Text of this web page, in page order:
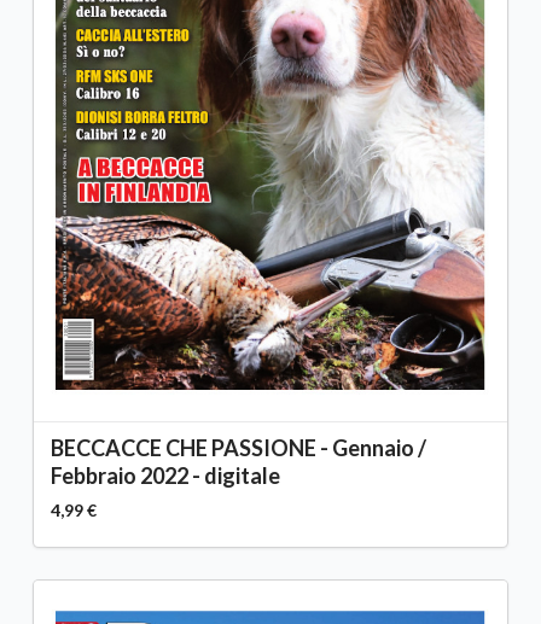
BECCACCE CHE PASSIONE - Gennaio /
Febbraio 2022 - digitale
4,99 €